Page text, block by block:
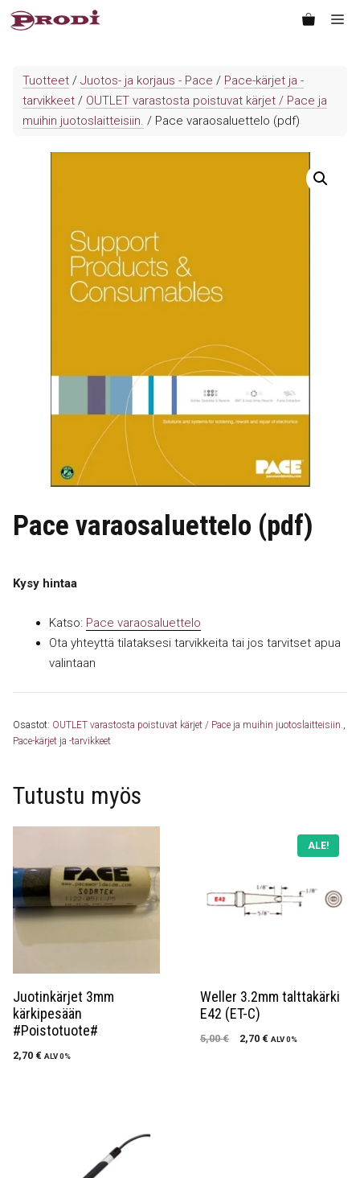
Siirry
sisältöön
Tuotteet / Juotos- ja korjaus - Pace / Pace-kärjet ja -
tarvikkeet / OUTLET varastosta poistuvat kärjet / Pace ja
muihin juotoslaitteisiin. / Pace varaosaluettelo (pdf)
Pace varaosaluettelo (pdf)
Kysy hintaa
Katso: Pace varaosaluettelo
Ota yhteyttä tilataksesi tarvikkeita tai jos tarvitset apua
valintaan
Osastot: OUTLET varastosta poistuvat kärjet / Pace ja muihin juotoslaitteisiin.
Pace-kärjet ja -tarvikkeet
Tutustu myös
Juotinkärjet 3mm
kärkipesään
#Poistotuote#
2,70 € ALV 0%
ALE!
Weller 3.2mm talttakärki
E42 (ET-C)
5,00€
Original
2,70 € Current
ALV 0%